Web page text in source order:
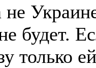
будет.
только